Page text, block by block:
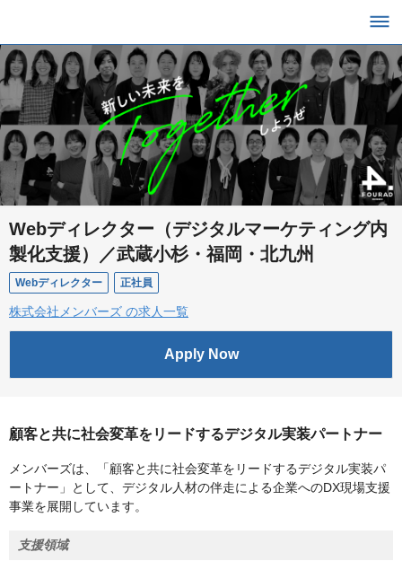
Webディレクター（デジタルマーケティング内
製化支援）／武蔵小杉・福岡・北九州
Webディレクター 正社員
株式会社メンバーズ の求人一覧
Apply Now
顧客と共に社会変革をリードするデジタル実装パートナー
メンバーズは、「顧客と共に社会変革をリードするデジタル実装パ
ートナー」として、デジタル人材の伴走による企業へのDX現場支援
事業を展開しています。
支援領域